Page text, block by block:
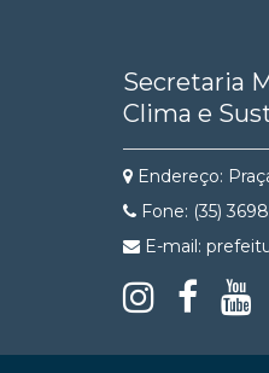
Secretaria
Clima e
Endereço:
Fone: (35)
E-mail: